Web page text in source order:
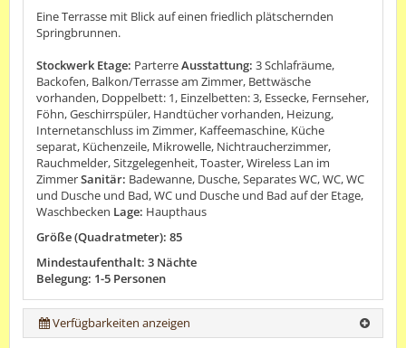
Eine Terrasse mit Blick auf einen friedlich plätschernden
Springbrunnen.
Stockwerk Etage: ParterreAusstattung: 3 Schlafräume,
Backofen, Balkon/Terrasse am Zimmer, Bettwäsche
vorhanden, Doppelbett: 1, Einzelbetten: 3, Essecke, Fernseher,
Föhn, Geschirrspüler, Handtücher vorhanden, Heizung,
Internetanschluss im Zimmer, Kaffeemaschine, Küche
separat, Küchenzeile, Mikrowelle, Nichtraucherzimmer,
Rauchmelder, Sitzgelegenheit, Toaster, Wireless Lan im
ZimmerSanitär: Badewanne, Dusche, Separates WC, WC, WC
und Dusche und Bad, WC und Dusche und Bad auf der Etage,
Waschbecken Lage: Haupthaus
Größe (Quadratmeter): 85
Mindestaufenthalt: 3 Nächte
Belegung: 1-5 Personen
Verfügbarkeiten anzeigen